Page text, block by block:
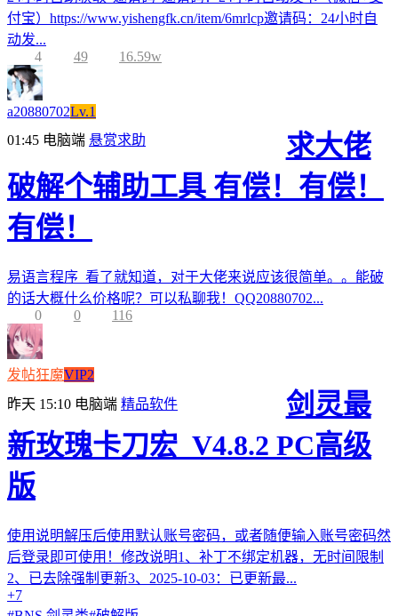
付宝）https://www.yishengfk.cn/item/6mrlcp邀请码：24小时自
动发...
4
49 16.59w
a20880702Lv.1
01:45 电脑端 悬赏求助
求大佬
破解个辅助工具 有偿！有偿！
有偿！
易语言程序 看了就知道，对于大佬来说应该很简单。。能破
的话大概什么价格呢？可以私聊我！QQ20880702...
0
0 116
发帖狂魔VIP2
昨天 15:10 电脑端 精品软件
剑灵最
新玫瑰卡刀宏_V4.8.2 PC高级
版
使用说明解压后使用默认账号密码，或者随便输入账号密码然
后登录即可使用！修改说明1、补丁不绑定机器，无时间限制
2、已去除强制更新3、2025-10-03：已更新最...
+7